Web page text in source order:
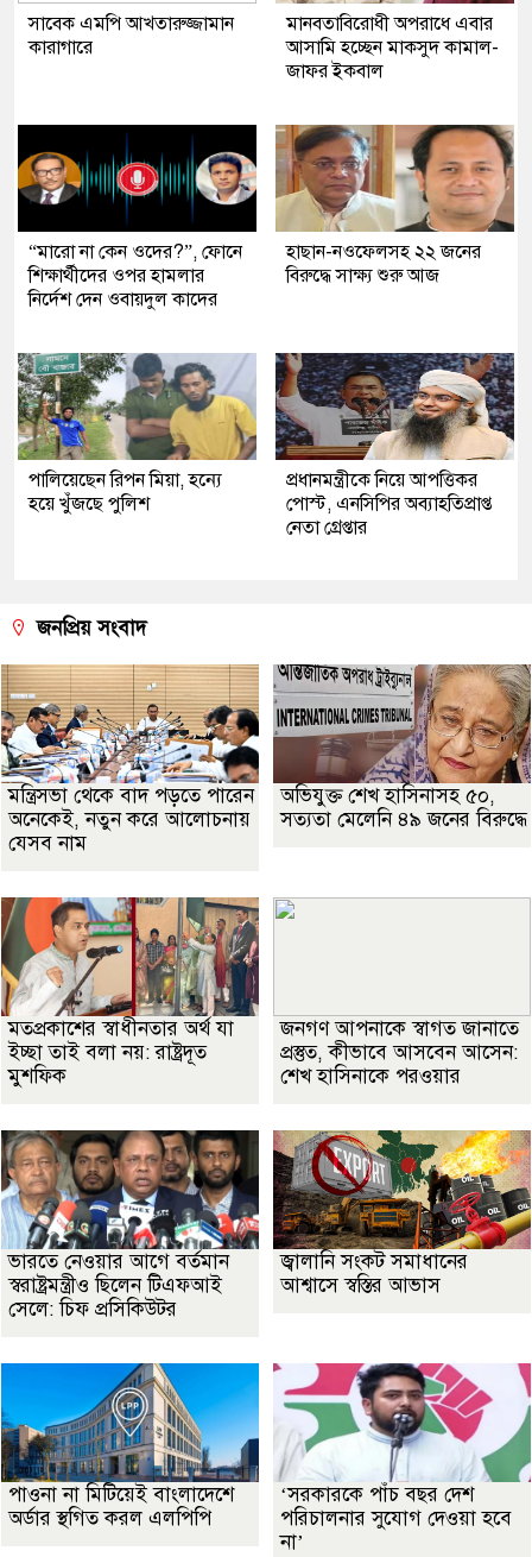
সাবেক এমপি আখতারুজ্জামান
কারাগারে
মানবতাবিরোধী অপরাধে এবার
আসামি হচ্ছেন মাকসুদ কামাল-
জাফর ইকবাল
“মারো না কেন ওদের?”, ফোনে
শিক্ষার্থীদের ওপর হামলার
নির্দেশ দেন ওবায়দুল কাদের
হাছান-নওফেলসহ ২২ জনের
বিরুদ্ধে সাক্ষ্য শুরু আজ
পালিয়েছেন রিপন মিয়া, হন্যে
হয়ে খুঁজছে পুলিশ
প্রধানমন্ত্রীকে নিয়ে আপত্তিকর
পোস্ট, এনসিপির অব্যাহতিপ্রাপ্ত
নেতা গ্রেপ্তার
জনপ্রিয় সংবাদ
মন্ত্রিসভা থেকে বাদ পড়তে পারেন
অনেকেই, নতুন করে আলোচনায়
যেসব নাম
অভিযুক্ত শেখ হাসিনাসহ ৫০,
সত্যতা মেলেনি ৪৯ জনের বিরুদ্ধে
মতপ্রকাশের স্বাধীনতার অর্থ যা
ইচ্ছা তাই বলা নয়: রাষ্ট্রদূত
মুশফিক
জনগণ আপনাকে স্বাগত জানাতে
প্রস্তুত, কীভাবে আসবেন আসেন:
শেখ হাসিনাকে পরওয়ার
ভারতে নেওয়ার আগে বর্তমান
স্বরাষ্ট্রমন্ত্রীও ছিলেন টিএফআই
সেলে: চিফ প্রসিকিউটর
জ্বালানি সংকট সমাধানের
আশ্বাসে স্বস্তির আভাস
পাওনা না মিটিয়েই বাংলাদেশে
অর্ডার স্থগিত করল এলপিপি
‘সরকারকে পাঁচ বছর দেশ
পরিচালনার সুযোগ দেওয়া হবে
না’